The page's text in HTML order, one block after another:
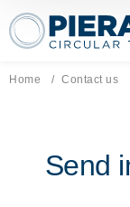
Pieralisi
Home Current page:
Contact us
Send